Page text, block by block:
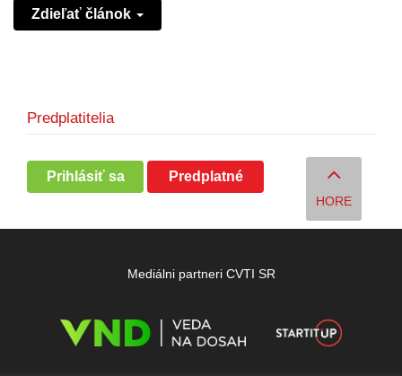
Zdieľať článok
Predplatitelia
Prihlásiť sa Predplatné
HORE
Mediálni partneri CVTI SR